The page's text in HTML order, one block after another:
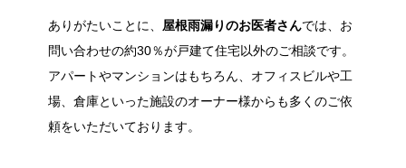
ありがたいことに、 屋根雨漏りのお医者さんでは、お
問い合わせの約30％が戸建て住宅以外のご相談です。
アパートやマンションはもちろん、オフィスビルや工
場、倉庫といった施設のオーナー様からも多くのご依
頼をいただいております。